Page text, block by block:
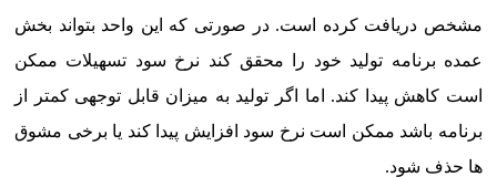
مشخص دریافت کرده است. در صورتی که این واحد بتواند بخش
عمده برنامه تولید خود را محقق کند نرخ سود تسهیلات ممکن
است کاهش پیدا کند. اما اگر تولید به میزان قابل توجهی کمتر از
برنامه باشد ممکن است نرخ سود افزایش پیدا کند یا برخی مشوق
ها حذف شود.